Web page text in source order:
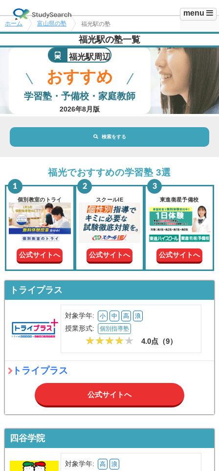
menu
ホーム 富山県の塾 福光駅の塾
福光駅の塾一覧
福光駅周辺
おすすめ
学習塾・予備校・家庭教師
2026年8月版
検索をする
地域・駅 福光駅
選択されていません
市区町村 選択されていません 変更
現在の
学年
授業形
式
この条件で絞り込む
福光でおすすめの学習塾 3選
個別教室のトライ
公式サイトへ
スクールIE
公式サイトへ
東進衛星予備校
公式サイトへ
トライプラス
対象学年: 小 中 高 浪
授業形式: 個別指導塾
4.0点（9）
トライプラス
公式サイトへ
四谷学院
対象学年: 高 浪